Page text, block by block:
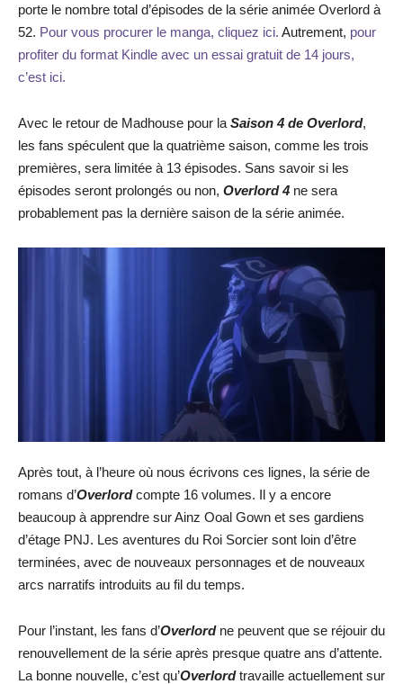
porte le nombre total d’épisodes de la série animée Overlord à
52. Pour vous procurer le manga, cliquez ici. Autrement, pour
profiter du format Kindle avec un essai gratuit de 14 jours,
c’est ici.
Avec le retour de Madhouse pour la Saison 4 de Overlord,
les fans spéculent que la quatrième saison, comme les trois
premières, sera limitée à 13 épisodes. Sans savoir si les
épisodes seront prolongés ou non, Overlord 4 ne sera
probablement pas la dernière saison de la série animée.
Après tout, à l’heure où nous écrivons ces lignes, la série de
romans d’Overlordcompte 16 volumes. Il y a encore
beaucoup à apprendre sur Ainz Ooal Gown et ses gardiens
d’étage PNJ. Les aventures du Roi Sorcier sont loin d’être
terminées, avec de nouveaux personnages et de nouveaux
arcs narratifs introduits au fil du temps.
Pour l’instant, les fans d’Overlord ne peuvent que se réjouir du
renouvellement de la série après presque quatre ans d’attente.
La bonne nouvelle, c’est qu’Overlordtravaille actuellement sur